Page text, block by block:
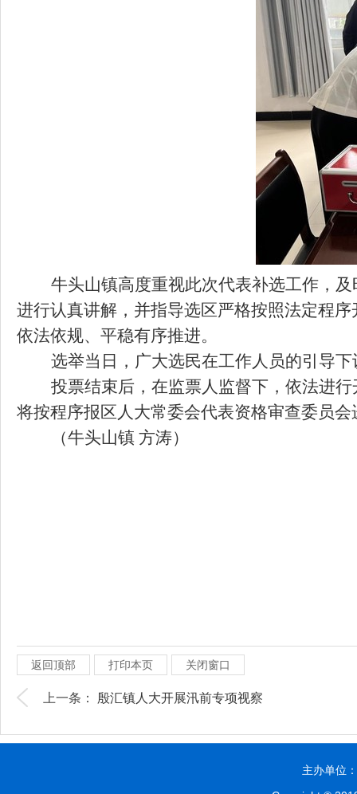
牛头山镇高度重视此次代表补选工作，
进行认真讲解，并指导选区严格按照法定程
依法依规、平稳有序推进。
选举当日，广大选民在工作人员的引导
投票结束后，在监票人监督下，依法进
将按程序报区人大常委会代表资格审查委员会
（牛头山镇 方涛）
返回顶部 打印本页 关闭窗口
上一条： 殷汇镇人大开展汛前专项视察
主办单位